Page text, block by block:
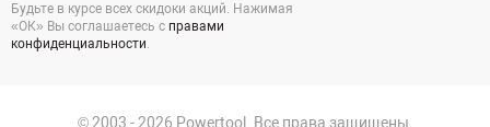
Будьте в курсе всех скидоки акций. Нажимая
«ОК» Вы соглашаетесь с правами
конфиденциальности.
© 2003 - 2026 Powertool. Все права защищены.